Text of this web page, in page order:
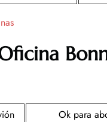
Ok para